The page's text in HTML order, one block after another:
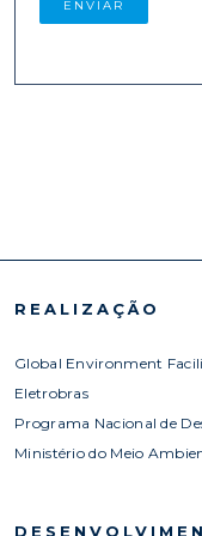
REALIZAÇÃO
Global Environment
Eletrobras
Programa Nacional de
Ministério do Meio